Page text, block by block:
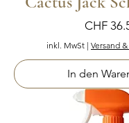
Preis
CHF
inkl. MwSt | Versand
In den